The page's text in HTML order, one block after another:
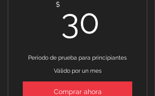
$ 30
Periodo de prueba para principiantes
Válido por un mes
Comprar ahora